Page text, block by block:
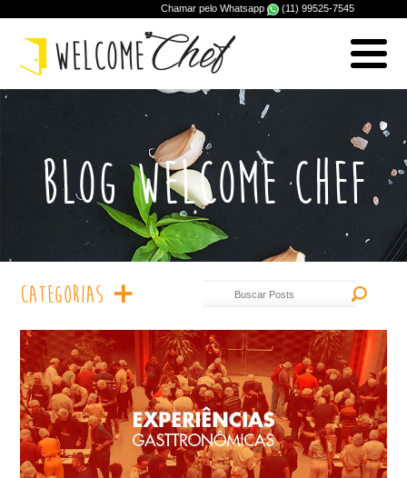
Chamar pelo Whatsapp (11) 99525-7545
BLOG WELCOME CHEF
Categorias
remove